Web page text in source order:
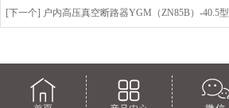
[下一个] 户内高压真空断路器YGM（ZN85B）-40.5型